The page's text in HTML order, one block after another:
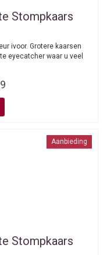
Stompkaars
ivoor. Grotere kaarsen
eyecatcher waar u veel
Aanbieding
Stompkaars